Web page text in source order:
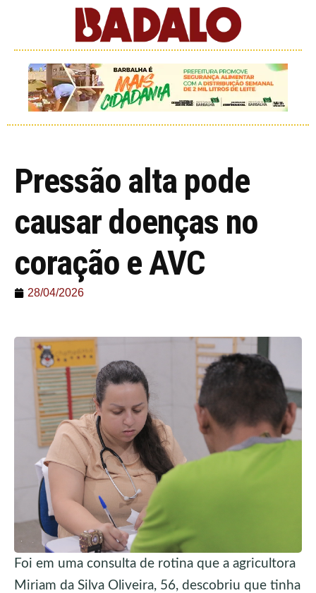
Pressão alta pode
causar doenças no
coração e AVC
28/04/2026
Foi em uma consulta de rotina que a agricultora
Miriam da Silva Oliveira, 56, descobriu que tinha